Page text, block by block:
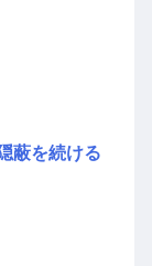
蔽を続ける